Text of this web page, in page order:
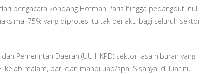
pengacara kondang Hotman Paris hingga pedangdut Inul
75% yang diprotes itu tak berlaku bagi seluruh sektor
Pemerintah Daerah (UU HKPD) sektor jasa hiburan yang
malam, bar, dan mandi uap/spa. Sisanya, di luar itu